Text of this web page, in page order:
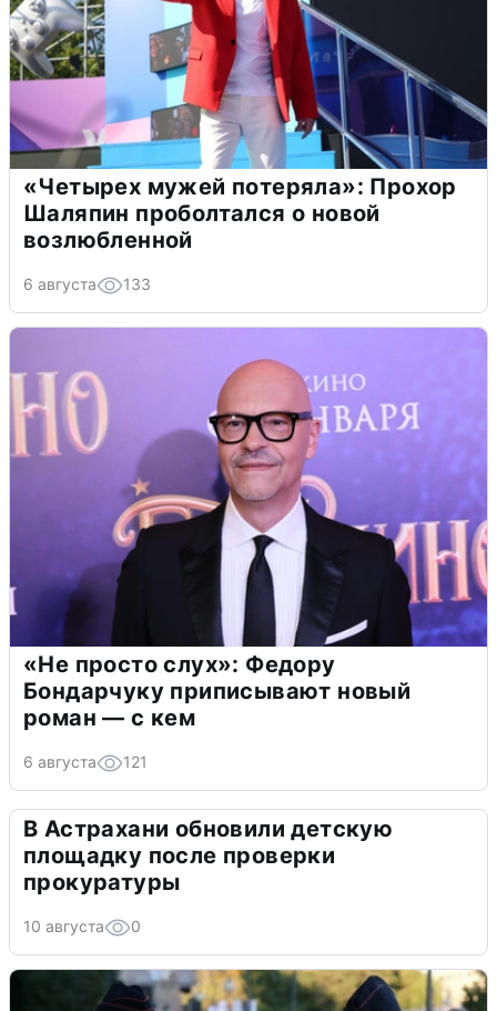
«Четырех мужей потеряла»: Прохор
Шаляпин проболтался о новой
возлюбленной
6 августа 133
«Не просто слух»: Федору
Бондарчуку приписывают новый
роман — с кем
6 августа 121
В Астрахани обновили детскую
площадку после проверки
прокуратуры
10 августа 0